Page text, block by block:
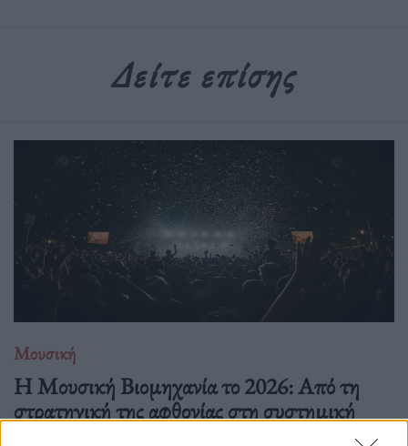
Δείτε επίσης
Μουσική
Η Μουσική Βιομηχανία το 2026: Από τη
στρατηγική της αφθονίας στη συστημική